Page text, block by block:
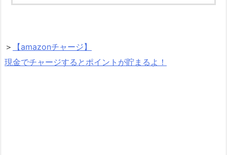
＞
【amazonチャージ】
現金でチャージするとポイントが貯まるよ！